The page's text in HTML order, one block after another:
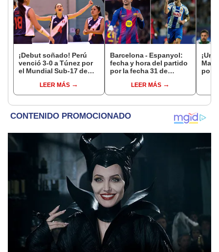
¡Debut soñado! Perú
venció 3-0 a Túnez por
el Mundial Sub-17 de
LEER MÁS
Barcelona - Espanyol:
fecha y hora del partido
por la fecha 31 de
LEER MÁS
por